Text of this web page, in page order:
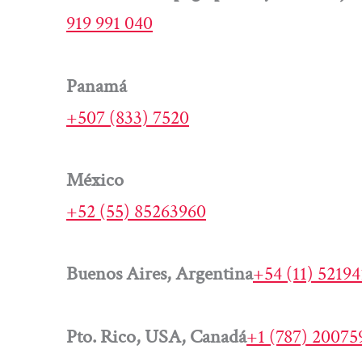
919 991 040
Panamá
+507 (833) 7520
México
+52 (55) 85263960
Buenos Aires, Argentina+54 (11)
Pto. Rico, USA, Canadá+1 (787)